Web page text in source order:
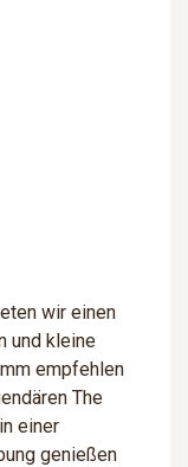
wir einen
und kleine
empfehlen
The
einer
genießen